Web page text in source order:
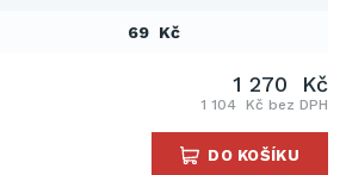
69 Kč
1 270 Kč
1 104 Kč bez DPH
DO KOŠÍKU